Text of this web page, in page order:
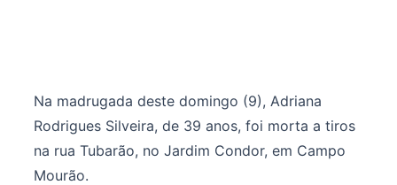
Na madrugada deste domingo (9), Adriana
Rodrigues Silveira, de 39 anos, foi morta a tiros
na rua Tubarão, no Jardim Condor, em Campo
Mourão.